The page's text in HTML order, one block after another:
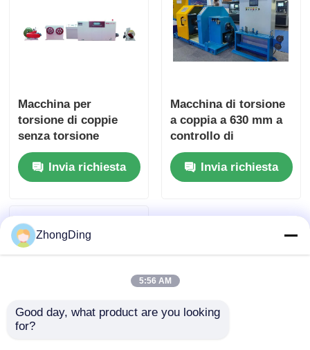
Macchina per
torsione di coppie
senza torsione
630mm con touch
screen a tensione
costante automatica
Invia richiesta
Macchina di torsione
a coppia a 630 mm a
controllo di
precisione per la
produzione continua
ad alta velocità
Invia richiesta
ZhongDing
5:56 AM
Good day, what product are you looking
for?